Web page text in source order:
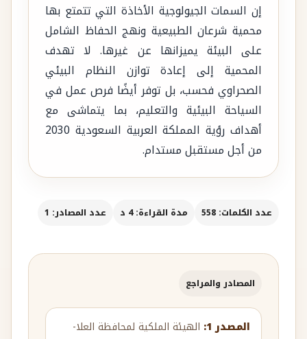
إن السمات الجيولوجية الأخاذة التي تتمتع بها
محمية شرعان الطبيعية ونهج الحفاظ الشامل
على البيئة يميزانها عن غيرها. لا تهدف
المحمية إلى إعادة توازن النظام البيئي
الصحراوي فحسب، بل توفر أيضًا فرص عمل في
السياحة البيئية والتعليم، بما يتماشى مع
أهداف رؤية المملكة العربية السعودية 2030
من أجل مستقبل مستدام.
عدد الكلمات: 558 مدة القراءة: 4 د عدد المصادر: 1
المصادر والمراجع
المصدر 1:
الهيئة الملكية لمحافظة العلا-